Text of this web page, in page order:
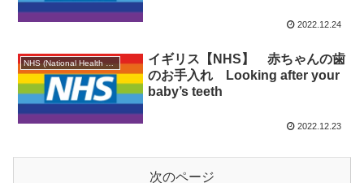
2022.12.24
イギリス【NHS】 赤ちゃんの歯
のお手入れ Looking after your
baby’s teeth
2022.12.23
次のページ